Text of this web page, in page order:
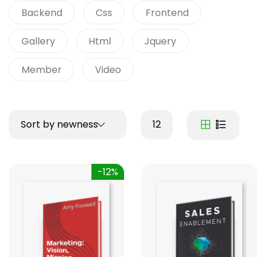
Backend Css Frontend
Gallery Html Jquery
Member Video
Sort by newness 12
-12%